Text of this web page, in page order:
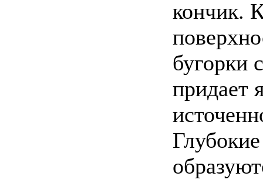
кончик.
бугорки
придает